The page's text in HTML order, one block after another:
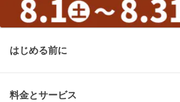
はじめる前に
料金とサービス